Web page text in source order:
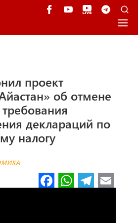
проект
об отмене
деклараций по
налогу
Fa W Te